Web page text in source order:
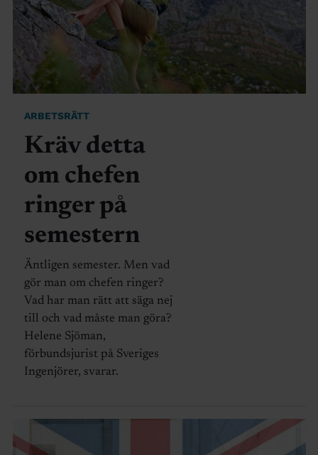
ARBETSRÄTT
Kräv detta
om chefen
ringer på
semestern
Äntligen semester. Men vad
gör man om chefen ringer?
Vad har man rätt att säga nej
till och vad måste man göra?
Helene Sjöman,
förbundsjurist på Sveriges
Ingenjörer, svarar.